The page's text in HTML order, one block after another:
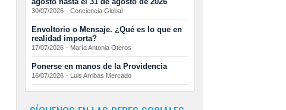
30/07/2026 - Conciencia Global
Envoltorio o Mensaje. ¿Qué es lo que en
realidad importa?
17/07/2026 - María Antonia Oteros
Ponerse en manos de la Providencia
16/07/2026 - Luis Arribas Mercado